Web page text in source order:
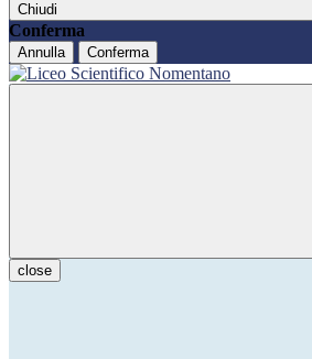
Chiudi
Conferma
Annulla Conferma
close